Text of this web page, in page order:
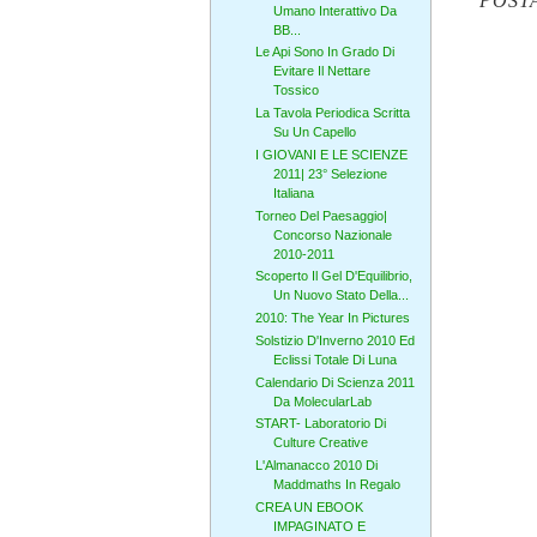
Umano Interattivo Da
BB...
Le Api Sono In Grado Di
Evitare Il Nettare
Tossico
La Tavola Periodica Scritta
Su Un Capello
I GIOVANI E LE SCIENZE
2011| 23° Selezione
Italiana
Torneo Del Paesaggio|
Concorso Nazionale
2010-2011
Scoperto Il Gel D'Equilibrio,
Un Nuovo Stato Della...
2010: The Year In Pictures
Solstizio D'Inverno 2010 Ed
Eclissi Totale Di Luna
Calendario Di Scienza 2011
Da MolecularLab
START- Laboratorio Di
Culture Creative
L'Almanacco 2010 Di
Maddmaths In Regalo
CREA UN EBOOK
IMPAGINATO E